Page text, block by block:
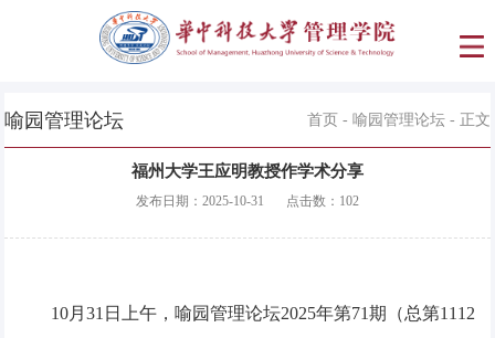
喻园管理论坛 首页 - 喻园管理论坛- 正文
福州大学王应明教授作学术分享
发布日期： 2025-10-31 点击数： 102
10月31日上午，喻园管理论坛2025年第71期（总第1112